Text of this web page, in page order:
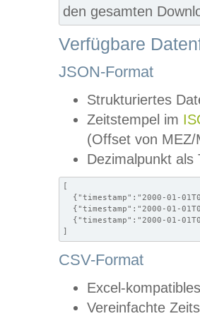
den gesamten
Verfügbare
JSON-Format
Strukturiertes
Zeitstempel im
(Offset von MEZ/
Dezimalpunkt als
[
{"timestamp":"2000-01-
{"timestamp":"2000-01-
{"timestamp":"2000-01-
]
CSV-Format
Excel-
Vereinfachte